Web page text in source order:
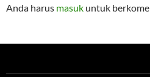
Anda harus masuk untuk